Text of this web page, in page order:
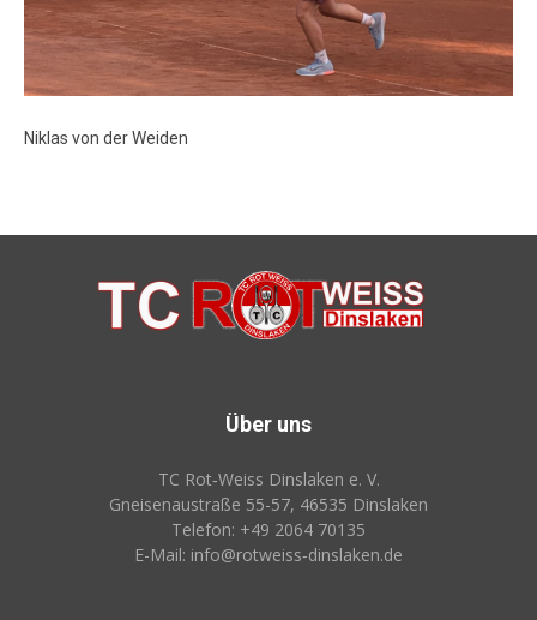
Dinslaken
Niklas von der Weiden
Über uns
TC Rot‑Weiss Dinslaken e. V.
Gneisenaustraße 55-57, 46535 Dinslaken
Telefon: +49 2064 70135
E-Mail: info@rotweiss‑dinslaken.de